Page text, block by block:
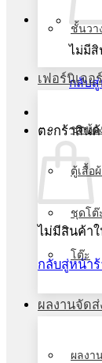
ไม่มีสิ
กลับสู่
ตะกร้าสิน
ไม่มีสินค้า
กลับสู่หน้า
ชั้นวา
เฟอร์นิเจอ
ชุดห้อ
ตู้เสื้อ
ชุดโต๊
โต๊ะ
ผลงานจัดส่
ผลงา